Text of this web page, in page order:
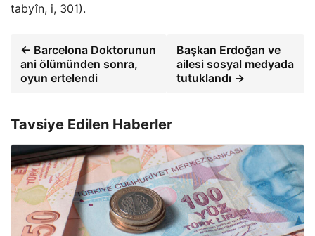
tabyîn, i, 301).
← Barcelona Doktorunun
ani ölümünden sonra,
oyun ertelendi
Başkan Erdoğan ve
ailesi sosyal medyada
tutuklandı →
Tavsiye Edilen Haberler